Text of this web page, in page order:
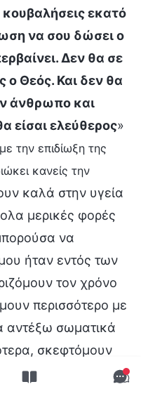
εκατό
να σου δώσει ο
Δεν θα σε
ο Θεός. Και δεν θα
άνθρωπο και
είσαι ελεύθερος»
την επιδίωξη της
κανείς την
καλά στην υγεία
μερικές φορές
να
ήταν εντός των
τον χρόνο
περισσότερο με
αντέξω σωματικά
σκεφτόμουν
και